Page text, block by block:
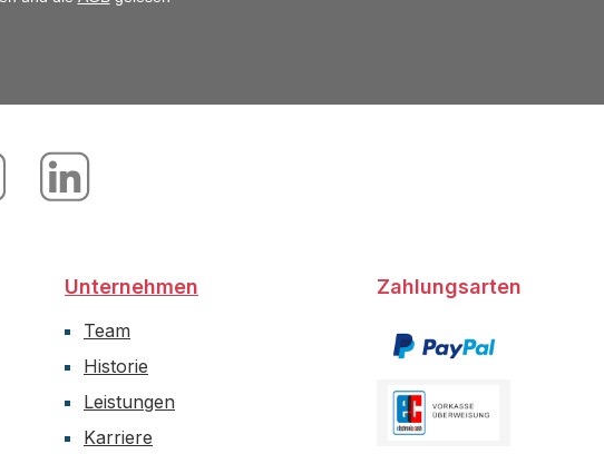
Unternehmen
Team
Historie
Leistungen
Karriere
Zahlungsarten